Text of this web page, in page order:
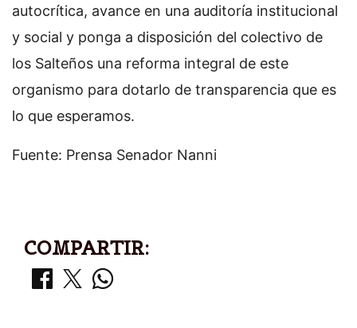
autocrítica, avance en una auditoría institucional
y social y ponga a disposición del colectivo de
los Salteños una reforma integral de este
organismo para dotarlo de transparencia que es
lo que esperamos.
Fuente: Prensa Senador Nanni
COMPARTIR: